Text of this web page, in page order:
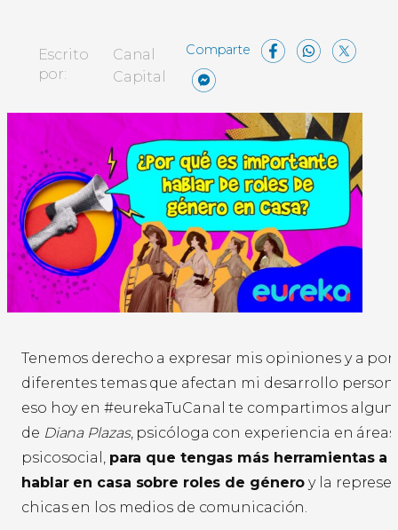
Escrito
por:
Canal
Capital
Tenemos derecho a expresar mis opiniones y a
diferentes temas que afectan mi desarrollo
eso hoy en #eurekaTuCanal te compartimos
de Diana Plazas, psicóloga con experiencia en
psicosocial, para que tengas más herramientas a
hablar en casa sobre roles de género y la
chicas en los medios de comunicación.